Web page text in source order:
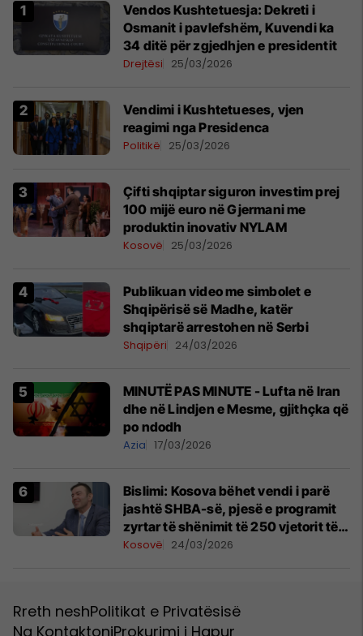
Vendos Kushtetuesja: Dekreti i
Osmanit i pavlefshëm, Kuvendi ka
34 ditë për zgjedhjen e presidentit
Drejtësi 25/03/2026
Vendimi i Kushtetueses, vjen
reagimi nga Presidenca
Politikë 25/03/2026
Çifti shqiptar siguron investim prej
100 mijë euro në Gjermani me
produktin inovativ NYLAM
Kosovë 25/03/2026
Publikuan video me simbolet e
Shqipërisë së Madhe, katër
shqiptarë arrestohen në Serbi
Shqipëri 24/03/2026
MINUTË PAS MINUTE - Lufta në Iran
dhe në Lindjen e Mesme, gjithçka që
po ndodh
Azia 17/03/2026
Bislimi: Kosova bëhet vendi i parë
jashtë SHBA-së, pjesë e programit
zyrtar të shënimit të 250 vjetorit të
SHBA-ve
Kosovë 24/03/2026
Rreth neshPolitikat e Privatësisë
Na KontaktoniProkurimi i Hapur